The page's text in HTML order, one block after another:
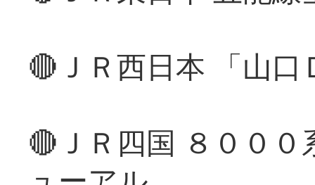
🔴ＪＲ西日本 「山
🔴ＪＲ四国 ８００